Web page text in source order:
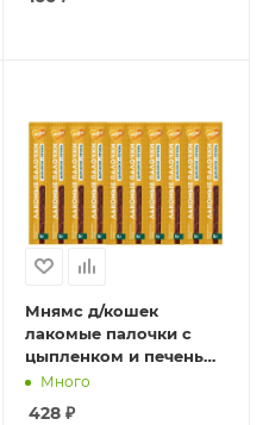
Мнямс д/кошек
лакомые палочки с
цыпленком и печенью
10шт*5 гр
Много
428₽